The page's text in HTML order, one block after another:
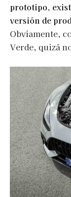
prototipo,
versión de
Obviamente,
Verde, quizá